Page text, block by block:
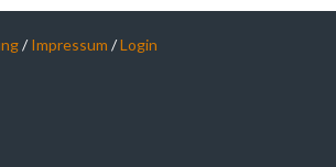
/Impressum /Login